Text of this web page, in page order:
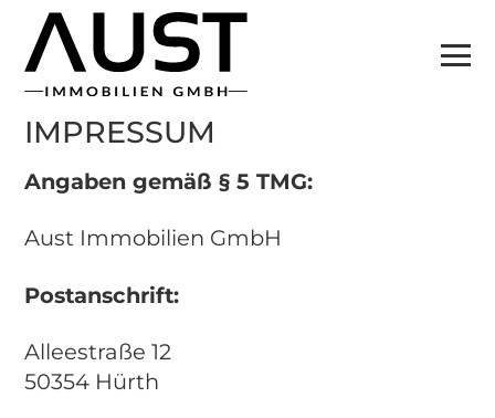
IMPRESSUM
Angaben gemäß § 5 TMG:
Aust Immobilien GmbH
Postanschrift:
Alleestraße 12
50354 Hürth